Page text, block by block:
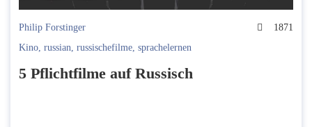
Philip Forstinger
1871
Kino, russian, russischefilme, sprachelernen
5 Pflichtfilme auf Russisch